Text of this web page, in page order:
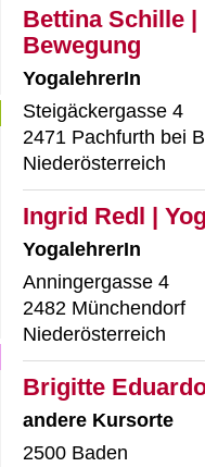
Bettina Schille |
Bewegung
YogalehrerIn
Steigäckergasse 4
2471 Pachfurth bei
Niederösterreich
Ingrid Redl |
YogalehrerIn
Anningergasse 4
2482 Münchendorf
Niederösterreich
Brigitte
andere Kursorte
2500 Baden